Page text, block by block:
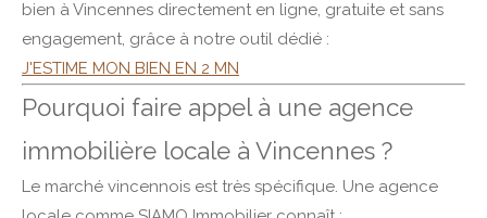
bien à Vincennes directement en ligne, gratuite et sans
engagement, grâce à notre outil dédié :
J'ESTIME MON BIEN EN 2 MN
Pourquoi faire appel à une agence
immobilière locale à Vincennes ?
Le marché vincennois est très spécifique. Une agence